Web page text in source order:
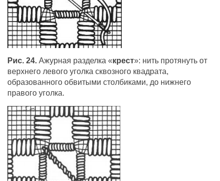
Рис. 24. Ажурная разделка «крест»: нить протянуть от
верхнего левого уголка сквозного квадрата,
образованного обвитыми столбиками, до нижнего
правого уголка.